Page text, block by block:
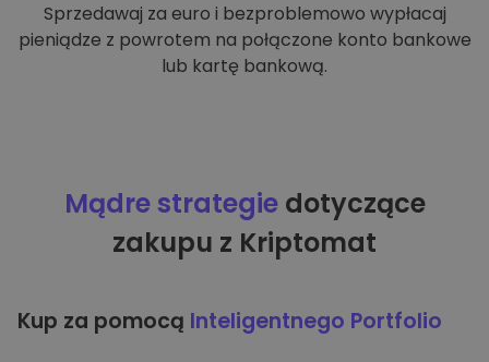
Sprzedawaj za euro i bezproblemowo wypłacaj
pieniądze z powrotem na połączone konto bankowe
lub kartę bankową.
Mądre strategiedotyczące
zakupu z Kriptomat
Kup za pomocą Inteligentnego Portfolio